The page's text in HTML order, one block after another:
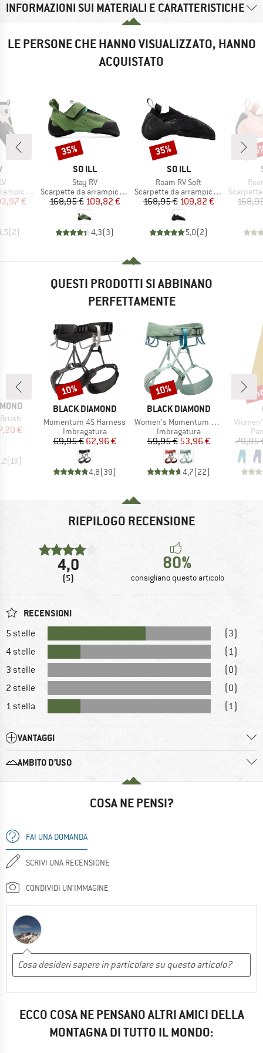
INFORMAZIONI SUI MATERIALI E CARATTERISTICHE
LE PERSONE CHE HANNO VISUALIZZATO, HANNO
ACQUISTATO
ridotto
€
(2)
MARCHIO
SO ILL
Articolo
Stay RV
Gruppo di prodotti
Scarpette da arrampicata
Prezzo
168,95 €Prezzo ridotto
109,82 €
4,3(3)
Sconto
35%
MARCHIO
SO ILL
Articolo
Roam RV Soft
Gruppo di prodotti
Scarpette da arrampicata
Prezzo
168,95 €Prezzo ridotto
109,82 €
5,0(2)
Sconto
35%
Gruppo
Scarpette
QUESTI PRODOTTI SI ABBINANO
PERFETTAMENTE
ridotto
€
(13)
MARCHIO
BLACK DIAMOND
Articolo
Momentum 4S Harness
Gruppo di prodotti
Imbragatura
Prezzo
69,95 €Prezzo ridotto
62,96 €
4,8(39)
Sconto
10%
MARCHIO
BLACK DIAMOND
Articolo
Women's Momentum Harness
Gruppo di prodotti
Imbragatura
Prezzo
59,95 €Prezzo ridotto
53,96 €
4,7(22)
Sconto
10%
Articolo
79,95
RIEPILOGO RECENSIONE
4,0
(5)
80%
consigliano questo articolo
RECENSIONI
5 stelle
(3)
4 stelle
(1)
3 stelle
(0)
2 stelle
(0)
1 stella
(1)
VANTAGGI
AMBITO D’USO
COSA NE PENSI?
FAI UNA DOMANDA
SCRIVI UNA RECENSIONE
CONDIVIDI UN'IMMAGINE
ECCO COSA NE PENSANO ALTRI AMICI DELLA
MONTAGNA DI TUTTO IL MONDO: